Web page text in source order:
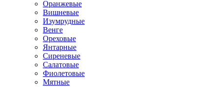
Оранжевые
Вишневые
Изумрудные
Венге
Ореховые
Янтарные
Сиреневые
Салатовые
Фиолетовые
Мятные